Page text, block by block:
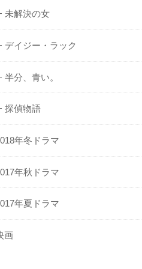
未解決の女
デイジー・ラック
半分、青い。
探偵物語
年冬ドラマ
年秋ドラマ
年夏ドラマ
画